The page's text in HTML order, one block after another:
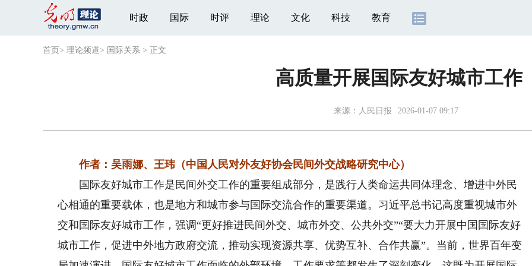
时政 国际 时评 理论 文化 科技 教育
首页 > 理论频道> 国际关系 > 正文
高质量开展国际友好城市工作
来源： 人民日报 2026-01-07 09:17
作者：吴雨娜、王玮（中国人民对外友好协会民间外交战略研究中心）
国际友好城市工作是民间外交工作的重要组成部分，是践行人类命运共同体理念、增进中外民
心相通的重要载体，也是地方和城市参与国际交流合作的重要渠道。习近平总书记高度重视城市外
交和国际友好城市工作，强调“更好推进民间外交、城市外交、公共外交”“要大力开展中国国际友好
城市工作，促进中外地方政府交流，推动实现资源共享、优势互补、合作共赢”。当前，世界百年变